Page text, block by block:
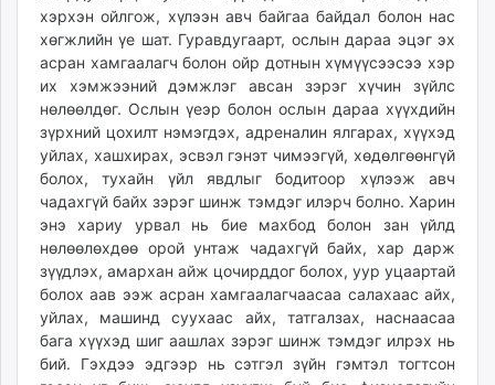
хэрхэн ойлгож, хүлээн авч байгаа байдал болон нас
хөгжлийн үе шат. Гуравдугаарт, ослын дараа эцэг эх
асран хамгаалагч болон ойр дотнын хүмүүсээсээ хэр
их хэмжээний дэмжлэг авсан зэрэг хүчин зүйлс
нөлөөлдөг. Ослын үеэр болон ослын дараа хүүхдийн
зүрхний цохилт нэмэгдэх, адреналин ялгарах, хүүхэд
уйлах, хашхирах, эсвэл гэнэт чимээгүй, хөдөлгөөнгүй
болох, тухайн үйл явдлыг бодитоор хүлээж авч
чадахгүй байх зэрэг шинж тэмдэг илэрч болно. Харин
энэ хариу урвал нь бие махбод болон зан үйлд
нөлөөлөхдөө орой унтаж чадахгүй байх, хар дарж
зүүдлэх, амархан айж цочирддог болох, уур уцаартай
болох аав ээж асран хамгаалагчаасаа салахаас айх,
уйлах, машинд суухаас айх, татгалзах, наснаасаа
бага хүүхэд шиг аашлах зэрэг шинж тэмдэг илрэх нь
бий. Гэхдээ эдгээр нь сэтгэл зүйн гэмтэл тогтсон